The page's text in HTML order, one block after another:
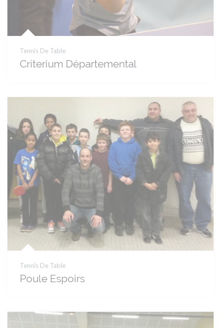
Tennis De Table
Criterium Départemental
Tennis De Table
Poule Espoirs